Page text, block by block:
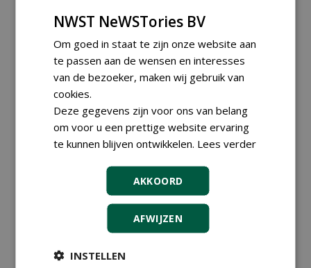
Twintigjarig Ufkes
Greentec focust op nieuwe,
Niet op de vingers van één
hand te tellen ...
NWST NeWSTories BV
Om goed in staat te zijn onze website aan
te passen aan de wensen en interesses
van de bezoeker, maken wij gebruik van
cookies.
Deze gegevens zijn voor ons van belang
om voor u een prettige website ervaring
te kunnen blijven ontwikkelen. Lees verder
AKKOORD
AFWIJZEN
INSTELLEN